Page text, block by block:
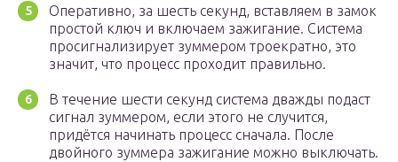
Оперативно, за шесть секунд, вставляем в замок
простой ключ и включаем зажигание. Система
просигнализирует зуммером троекратно, это
значит, что процесс проходит правильно.
В течение шести секунд система дважды подаст
сигнал зуммером, если этого не случится,
придётся начинать процесс сначала. После
двойного зуммера зажигание можно выключать.